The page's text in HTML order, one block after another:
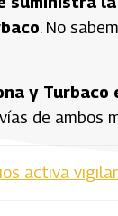
. No
y
de ambos
activa